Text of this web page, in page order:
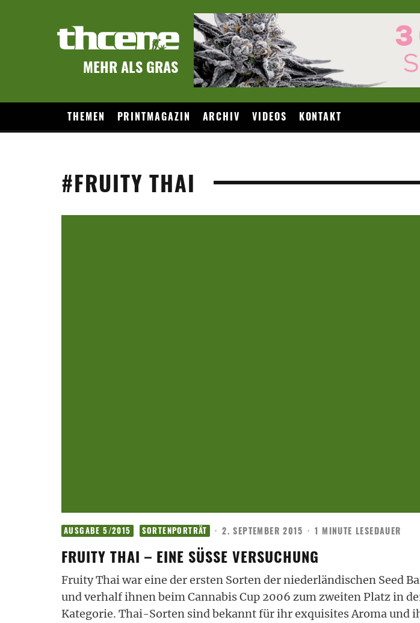
MEHR ALS GRAS
THEMEN PRINTMAGAZIN ARCHIV VIDEOS KONTAKT
#FRUITY THAI
AUSGABE 5/2015 SORTENPORTRÄT · 2. SEPTEMBER 2015 · 1 MINUTE LESEDAUER
FRUITY THAI – EINE SÜSSE VERSUCHUNG
Fruity Thai war eine der ersten Sorten der niederländischen Seed
und verhalf ihnen beim Cannabis Cup 2006 zum zweiten Platz in
Kategorie. Thai-Sorten sind bekannt für ihr exquisites Aroma und